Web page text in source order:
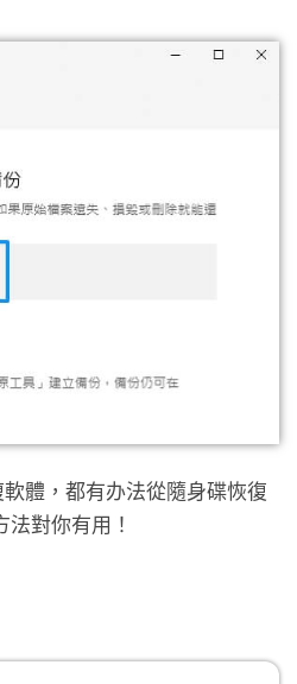
體，都有办法從隨身碟恢復
對你有用！